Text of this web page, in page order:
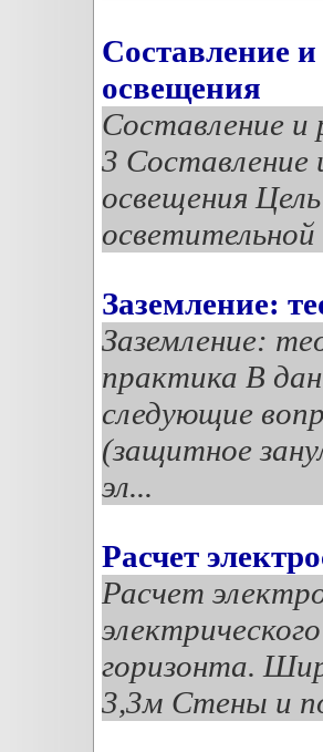
Составление и
освещения
Составление и
3 Составление
освещения
Заземление:
Заземление:
практика В
следующие
(защитное
эл...
Расчет
Расчет
горизонта.
3,3м Стены и